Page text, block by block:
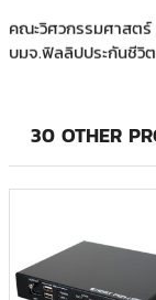
คณะวิศวกรรมศาสตร์
บมจ.ฟิลลิปประกันชีวิต
มหาวิทยาลัยราชภัฎพ
30 OTHER